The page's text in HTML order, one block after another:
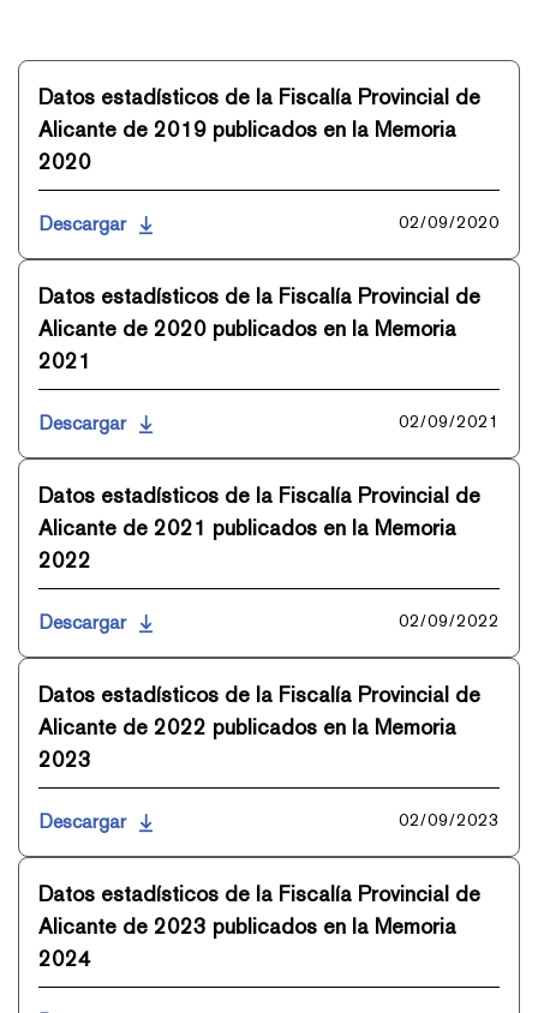
Datos estadísticos de la Fiscalía Provincial de
Alicante de 2019 publicados en la Memoria
2020
Descargar 02/09/2020
Datos estadísticos de la Fiscalía Provincial de
Alicante de 2020 publicados en la Memoria
2021
Descargar 02/09/2021
Datos estadísticos de la Fiscalía Provincial de
Alicante de 2021 publicados en la Memoria
2022
Descargar 02/09/2022
Datos estadísticos de la Fiscalía Provincial de
Alicante de 2022 publicados en la Memoria
2023
Descargar 02/09/2023
Datos estadísticos de la Fiscalía Provincial de
Alicante de 2023 publicados en la Memoria
2024